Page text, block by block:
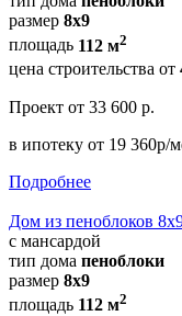
размер 8х9
площадь 112 м2
цена строительства от
Проект от 33 600 р.
в ипотеку от 19 360р/
Подробнее
Дом из пеноблоков
с мансардой
тип дома пеноблоки
размер 8x9
площадь 112 м2